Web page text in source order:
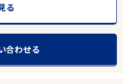
る
合わせる